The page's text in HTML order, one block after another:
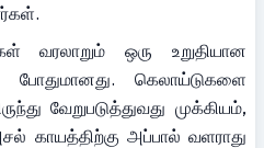
வரலாறும் ஒரு உறுதியான
போதுமானது. கெலாய்டுகளை
வேறுபடுத்துவது முக்கியம்,
காயத்திற்கு அப்பால் வளராது